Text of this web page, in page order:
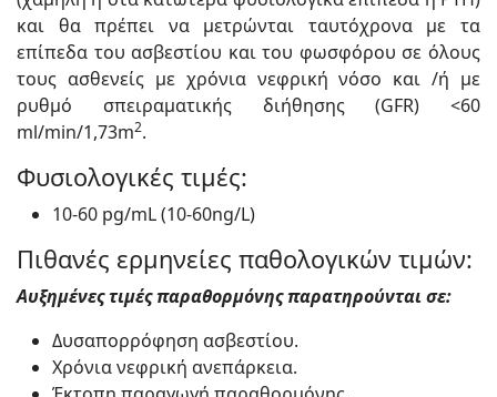
και θα πρέπει να μετρώνται ταυτόχρονα με τα
επίπεδα του ασβεστίου και του φωσφόρου σε όλους
τους ασθενείς με χρόνια νεφρική νόσο και /ή με
ρυθμό σπειραματικής διήθησης (GFR) <60
ml/min/1,73m2.
Φυσιολογικές τιμές:
10-60 pg/mL (10-60ng/L)
Πιθανές ερμηνείες παθολογικών τιμών:
Αυξημένες τιμές παραθορμόνης παρατηρούνται σε:
Δυσαπορρόφηση ασβεστίου.
Χρόνια νεφρική ανεπάρκεια.